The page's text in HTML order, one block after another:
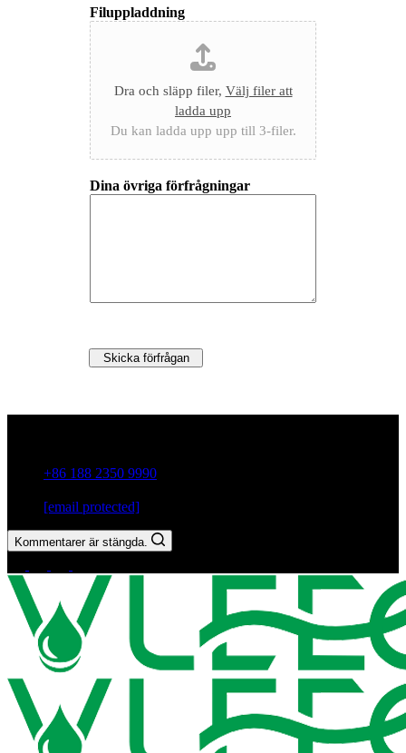
Filuppladdning
Dra och släpp filer, Välj filer att
ladda upp
Du kan ladda upp upp till 3-filer.
Dina övriga förfrågningar
Skicka förfrågan
+86 188 2350 9990
[email protected]
Kommentarer är stängda.